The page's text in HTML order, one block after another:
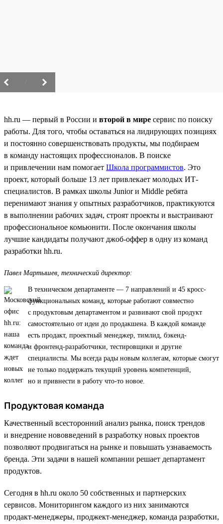
hh.ru — первый в России и второй в мире сервис по поиску
работы. Для того, чтобы оставаться на лидирующих позициях
и постоянно совершенствовать продукты, мы подбираем
в команду настоящих профессионалов. В поиске
и привлечении нам помогает Школа программистов. Это
проект, который больше 13 лет привлекает молодых ИТ-
специалистов. В рамках школы Junior и Middle ребята
перенимают знания у опытных разработчиков, практикуются
в выполнении рабочих задач, строят проекты и выстраивают
профессиональное комьюнити. После окончания школы
лучшие кандидаты получают джоб-оффер в одну из команд
разработки hh.ru.
Павел Мартышев, технический директор:
В техническом департаменте — 7 направлений и 45 кросс-
функциональных команд, которые работают совместно
с продуктовым департаментом и развивают свой продукт
самостоятельно от идеи до продакшена. В каждой команде
есть продакт, проектный менеджер, тимлид, бэкенд-
и фронтенд-разработчики, тестировщики и другие
специалисты. Мы всегда рады новым коллегам, которые смогут
не только поддержать текущий уровень компетенций,
но и привнести в работу что-то новое.
Продуктовая команда
Качественный всесторонний анализ рынка, поиск трендов
и внедрение нововведений в разработку новых проектов
позволяют продвигаться на рынке и повышать узнаваемость
бренда. Эти задачи в нашей компании решает департамент
продуктов.
Сегодня в hh.ru около 50 собственных и партнерских
сервисов. Мониторингом каждого из них занимаются
продакт-менеджеры, проджект-менеджер, команда разработки,